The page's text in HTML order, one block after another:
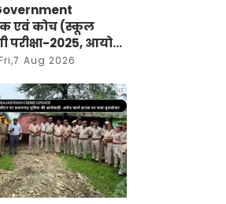
एवं कोच (स्कूल
परीक्षा-2025, आयोग
विषय की विचारित
Fri,7 Aug 2026